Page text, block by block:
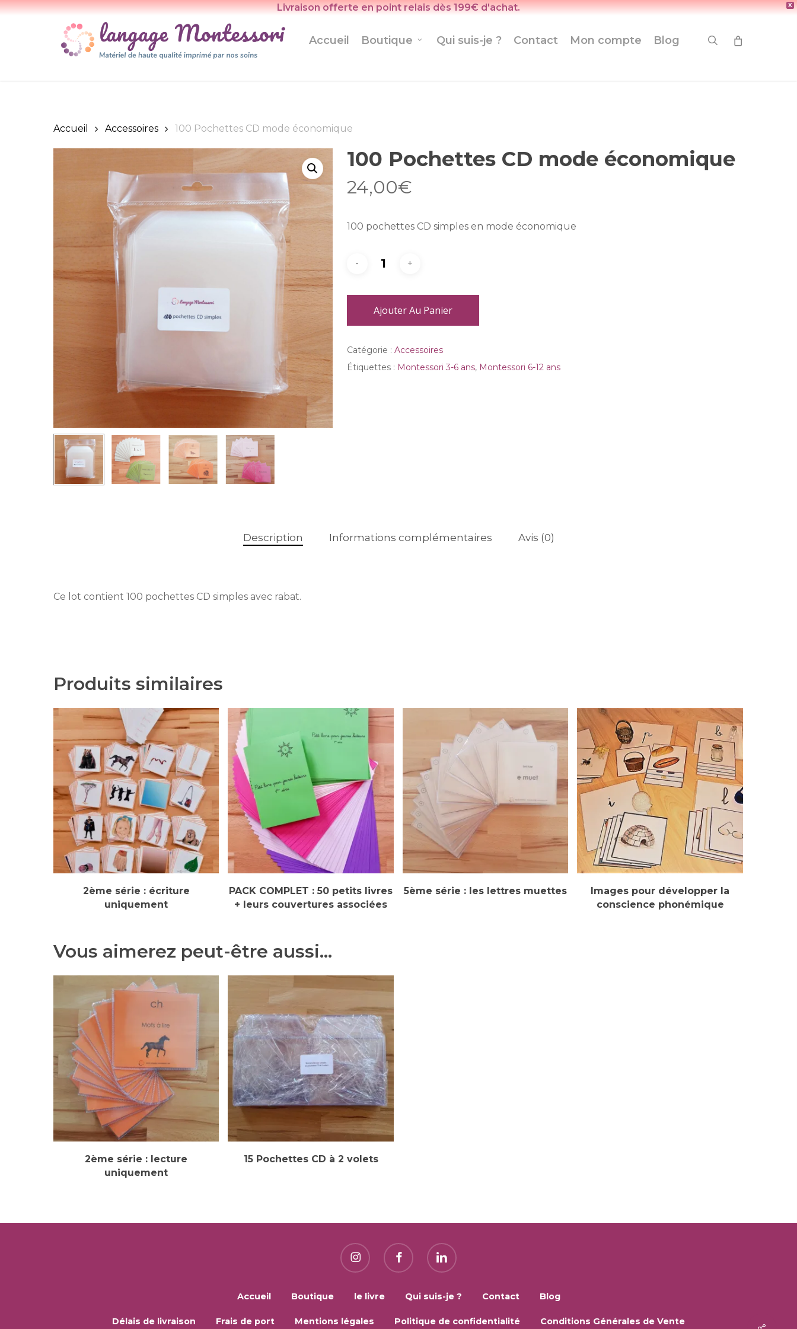
X
Livraison offerte en point relais dès 199€ d'achat.
Skip
Accueil Boutique Qui suis-je ? Contact Mon compte Blog search
Accueil Accessoires 100 Pochettes CD mode économique
100 Pochettes CD mode économique
24,00€
100 pochettes CD simples en mode économique
Ajouter Au Panier
Catégorie : Accessoires
Étiquettes : Montessori 3-6 ans, Montessori 6-12 ans
Description Informations complémentaires Avis (0)
Ce lot contient 100 pochettes CD simples avec rabat.
Produits similaires
Sélectionner Des Options
2ème série : écriture
uniquement
Sélectionner Des Options
PACK COMPLET : 50 petits livres
+ leurs couvertures associées
Sélectionner Des Options
5ème série : les lettres muettes Sélectionner Des Options
Images pour développer la
conscience phonémique
Vous aimerez peut-être aussi…
Sélectionner Des Options
2ème série : lecture
uniquement
Ajouter Au Panier
15 Pochettes CD à 2 volets
Accueil Boutique le livre Qui suis-je ? Contact Blog
Délais de livraison Frais de port Mentions légales Politique de confidentialité Conditions Générales de Vente